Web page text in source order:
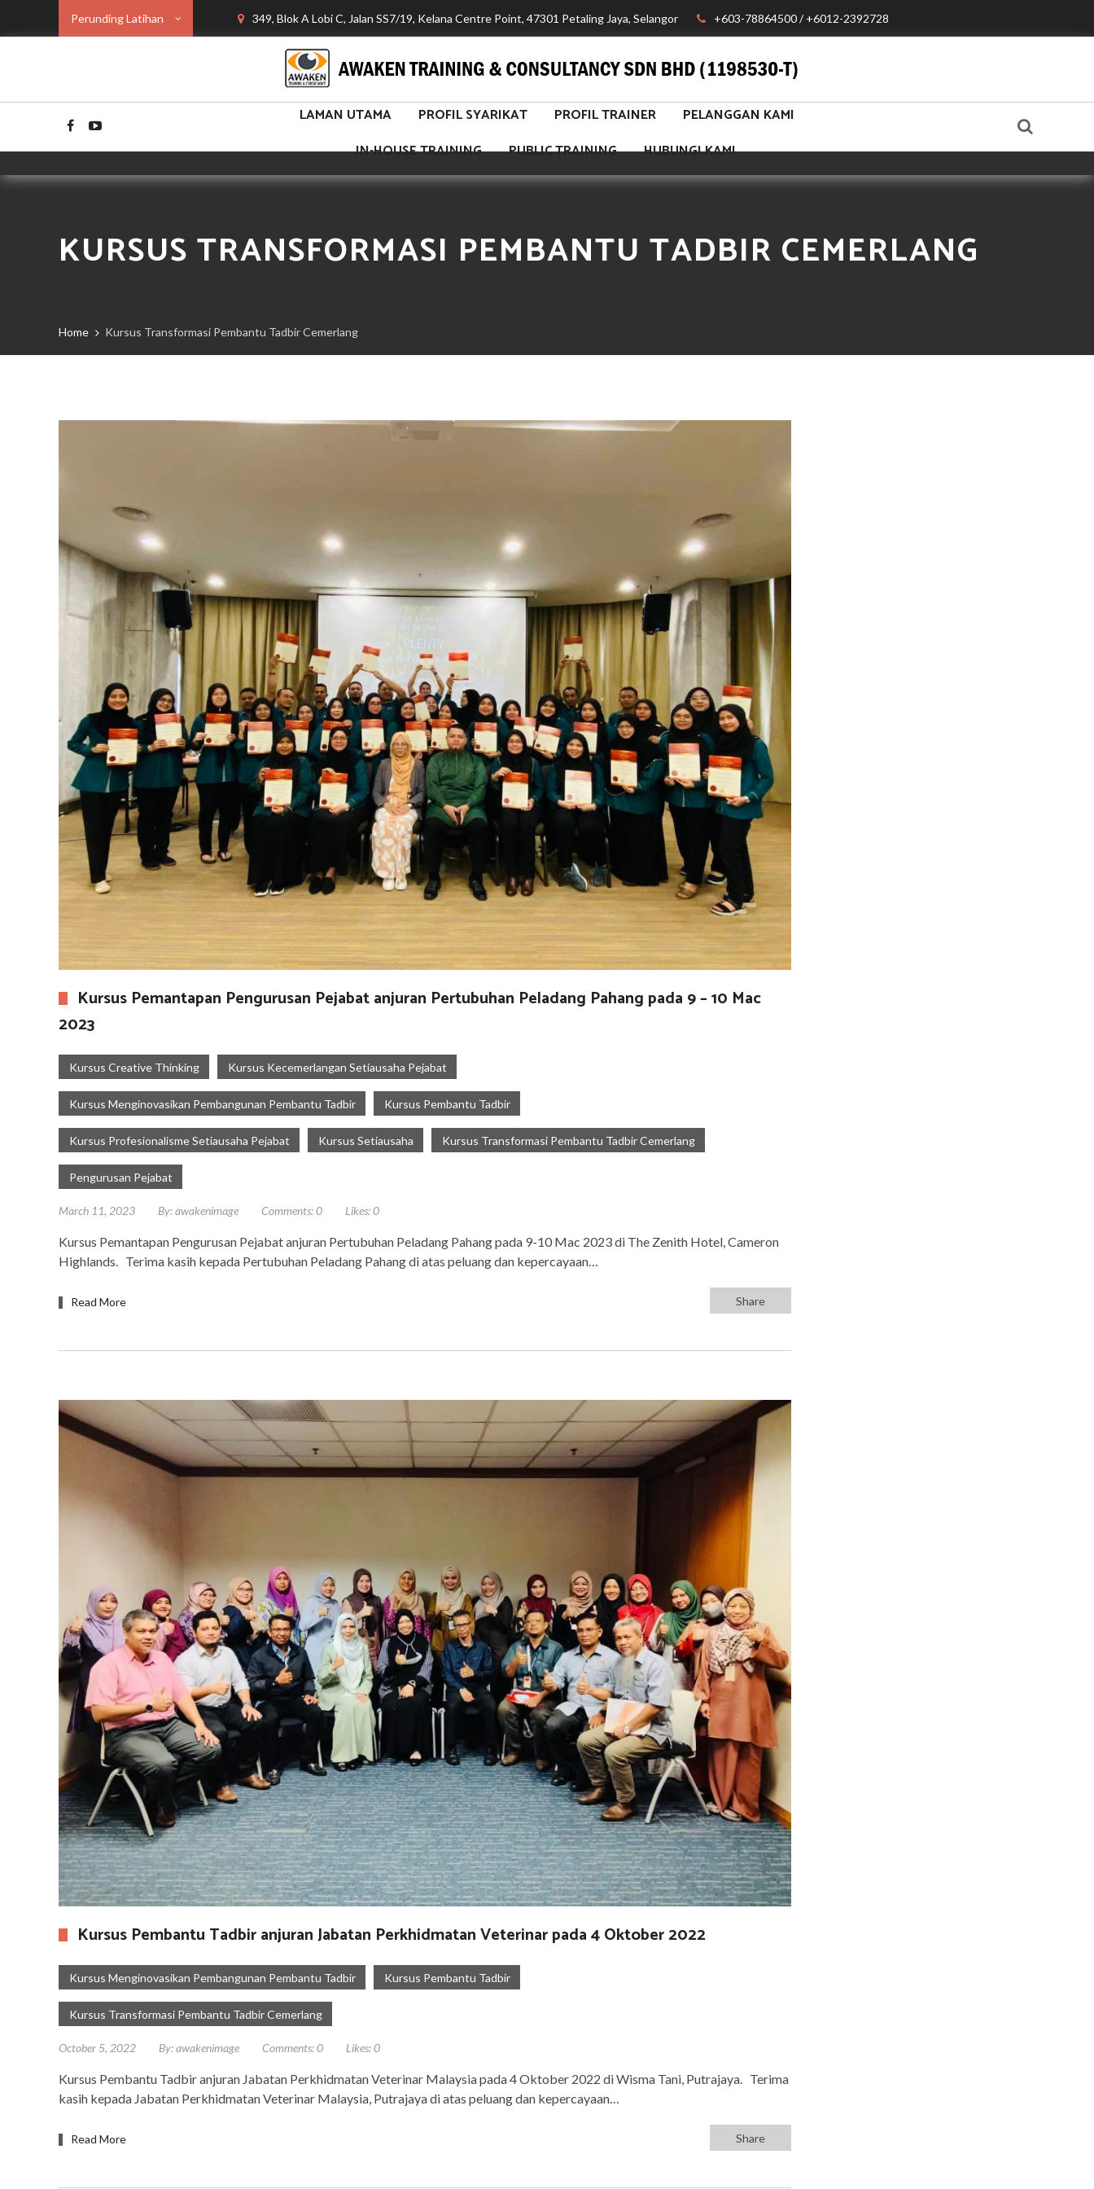
Perunding Latihan 349, Blok A Lobi C, Jalan SS7/19, Kelana Centre Point, 47301 Petaling Jaya, Selangor +603-78864500 / +6012-2392728
LAMAN UTAMA PROFIL SYARIKAT PROFIL TRAINER
PELANGGAN KAMI
IN-HOUSE TRAINING
PUBLIC TRAINING HUBUNGI KAMI
KURSUS TRANSFORMASI PEMBANTU TADBIR CEMERLANG
Home Kursus Transformasi Pembantu Tadbir Cemerlang
Kursus Pemantapan Pengurusan Pejabat anjuran Pertubuhan Peladang Pahang pada 9 – 10 Mac
2023
Kursus Creative Thinking Kursus Kecemerlangan Setiausaha Pejabat
Kursus Menginovasikan Pembangunan Pembantu Tadbir Kursus Pembantu Tadbir
Kursus Profesionalisme Setiausaha Pejabat Kursus Setiausaha Kursus Transformasi Pembantu Tadbir Cemerlang
Pengurusan Pejabat
March 11, 2023 By:awakenimage Comments:0 Likes:0
Kursus Pemantapan Pengurusan Pejabat anjuran Pertubuhan Peladang Pahang pada 9-10 Mac 2023 di The Zenith Hotel, Cameron
Highlands. Terima kasih kepada Pertubuhan Peladang Pahang di atas peluang dan kepercayaan…
Read More Share
Kursus Pembantu Tadbir anjuran Jabatan Perkhidmatan Veterinar pada 4 Oktober 2022
Kursus Menginovasikan Pembangunan Pembantu Tadbir Kursus Pembantu Tadbir
Kursus Transformasi Pembantu Tadbir Cemerlang
October 5, 2022 By:awakenimage Comments:0 Likes:0
Kursus Pembantu Tadbir anjuran Jabatan Perkhidmatan Veterinar Malaysia pada 4 Oktober 2022 di Wisma Tani, Putrajaya. Terima
kasih kepada Jabatan Perkhidmatan Veterinar Malaysia, Putrajaya di atas peluang dan kepercayaan…
Read More Share